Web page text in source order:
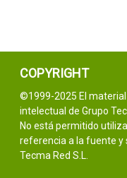
COPYRIGHT
©1999-2025 El material
intelectual de Grupo
No está permitido
referencia a la fuente y
Tecma Red S.L.